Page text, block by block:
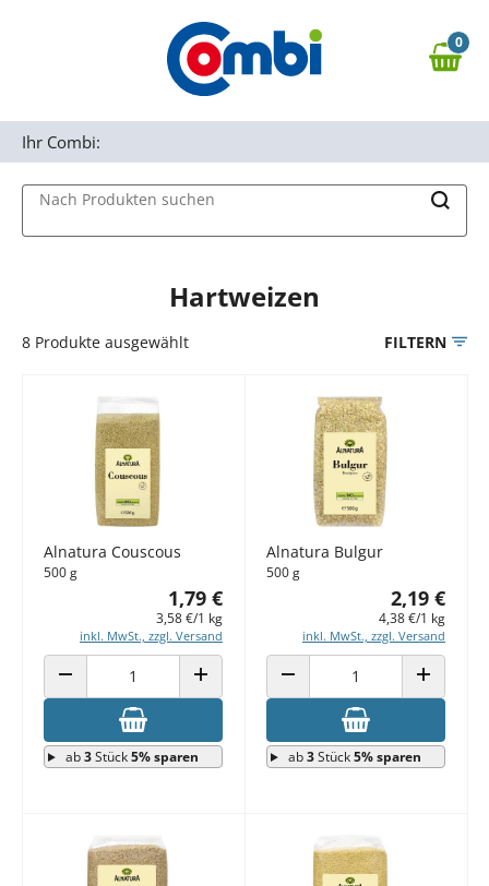
Zur Navigation springen
0,00 €
0
Nach Produkten suchen
Ihr Combi:
Hartweizen
8 Produkte ausgewählt FILTERN
Alnatura Couscous
500 g
1,79 €
3,58 €/1 kg
inkl. MwSt., zzgl. Versand
ANZAHL VERRINGERN ANZAHL ERHÖHEN
ab3Stück5% sparen
Alnatura Bulgur
500 g
2,19 €
4,38 €/1 kg
inkl. MwSt., zzgl. Versand
ANZAHL VERRINGERN ANZAHL
ab3Stück5% sparen